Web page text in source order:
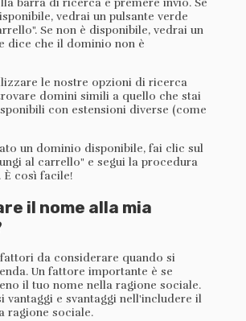
barra di ricerca e premere invio. Se
vedrai un pulsante verde
Se non è disponibile, vedrai un
dice che il dominio non è
le nostre opzioni di ricerca
domini simili a quello che stai
con estensioni diverse (come
un dominio disponibile, fai clic sul
al carrello" e segui la procedura
È così facile!
il nome alla mia
da considerare quando si
Un fattore importante è se
il tuo nome nella ragione sociale.
vantaggi e svantaggi nell'includere il
ragione sociale.